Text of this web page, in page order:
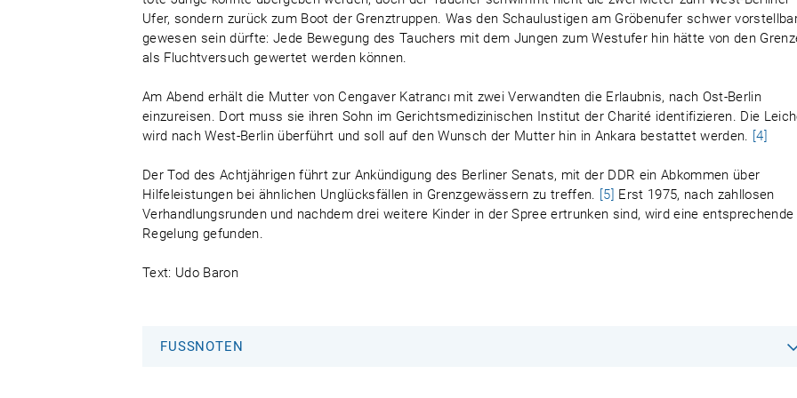
Ufer, sondern zurück zum Boot der Grenztruppen. Was den Schaulustigen am Gröbenufer schwer
gewesen sein dürfte: Jede Bewegung des Tauchers mit dem Jungen zum Westufer hin hätte von den
als Fluchtversuch gewertet werden können.
Am Abend erhält die Mutter von Cengaver Katrancı mit zwei Verwandten die Erlaubnis, nach Ost-Berlin
einzureisen. Dort muss sie ihren Sohn im Gerichtsmedizinischen Institut der Charité identifizieren. Die
wird nach West-Berlin überführt und soll auf den Wunsch der Mutter hin in Ankara bestattet werden. [4]
Der Tod des Achtjährigen führt zur Ankündigung des Berliner Senats, mit der DDR ein Abkommen über
Hilfeleistungen bei ähnlichen Unglücksfällen in Grenzgewässern zu treffen. [5] Erst 1975, nach zahllosen
Verhandlungsrunden und nachdem drei weitere Kinder in der Spree ertrunken sind, wird eine entsprechende
Regelung gefunden.
Text: Udo Baron
FUSSNOTEN